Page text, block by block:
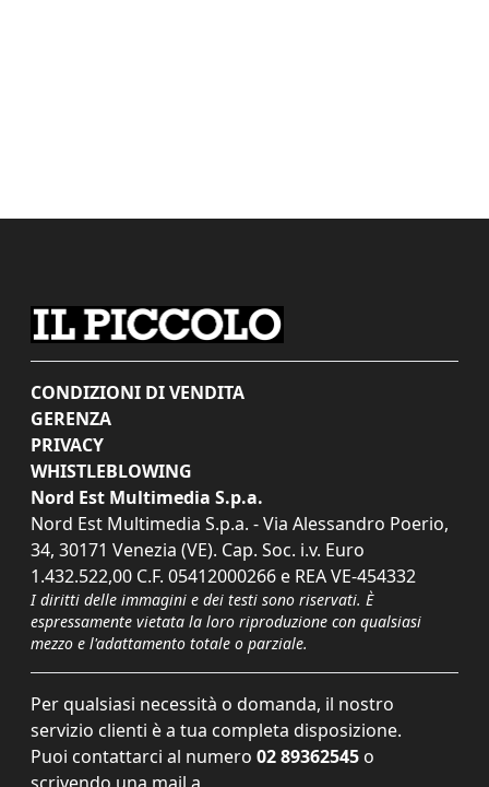
CONDIZIONI DI VENDITA
GERENZA
PRIVACY
WHISTLEBLOWING
Nord Est Multimedia S.p.a.
Nord Est Multimedia S.p.a. - Via Alessandro Poerio,
34, 30171 Venezia (VE). Cap. Soc. i.v. Euro
1.432.522,00 C.F. 05412000266 e REA VE-454332
I diritti delle immagini e dei testi sono riservati. È
espressamente vietata la loro riproduzione con qualsiasi
mezzo e l'adattamento totale o parziale.
Per qualsiasi necessità o domanda, il nostro
servizio clienti è a tua completa disposizione.
Puoi contattarci al numero 02 89362545 o
scrivendo una mail a